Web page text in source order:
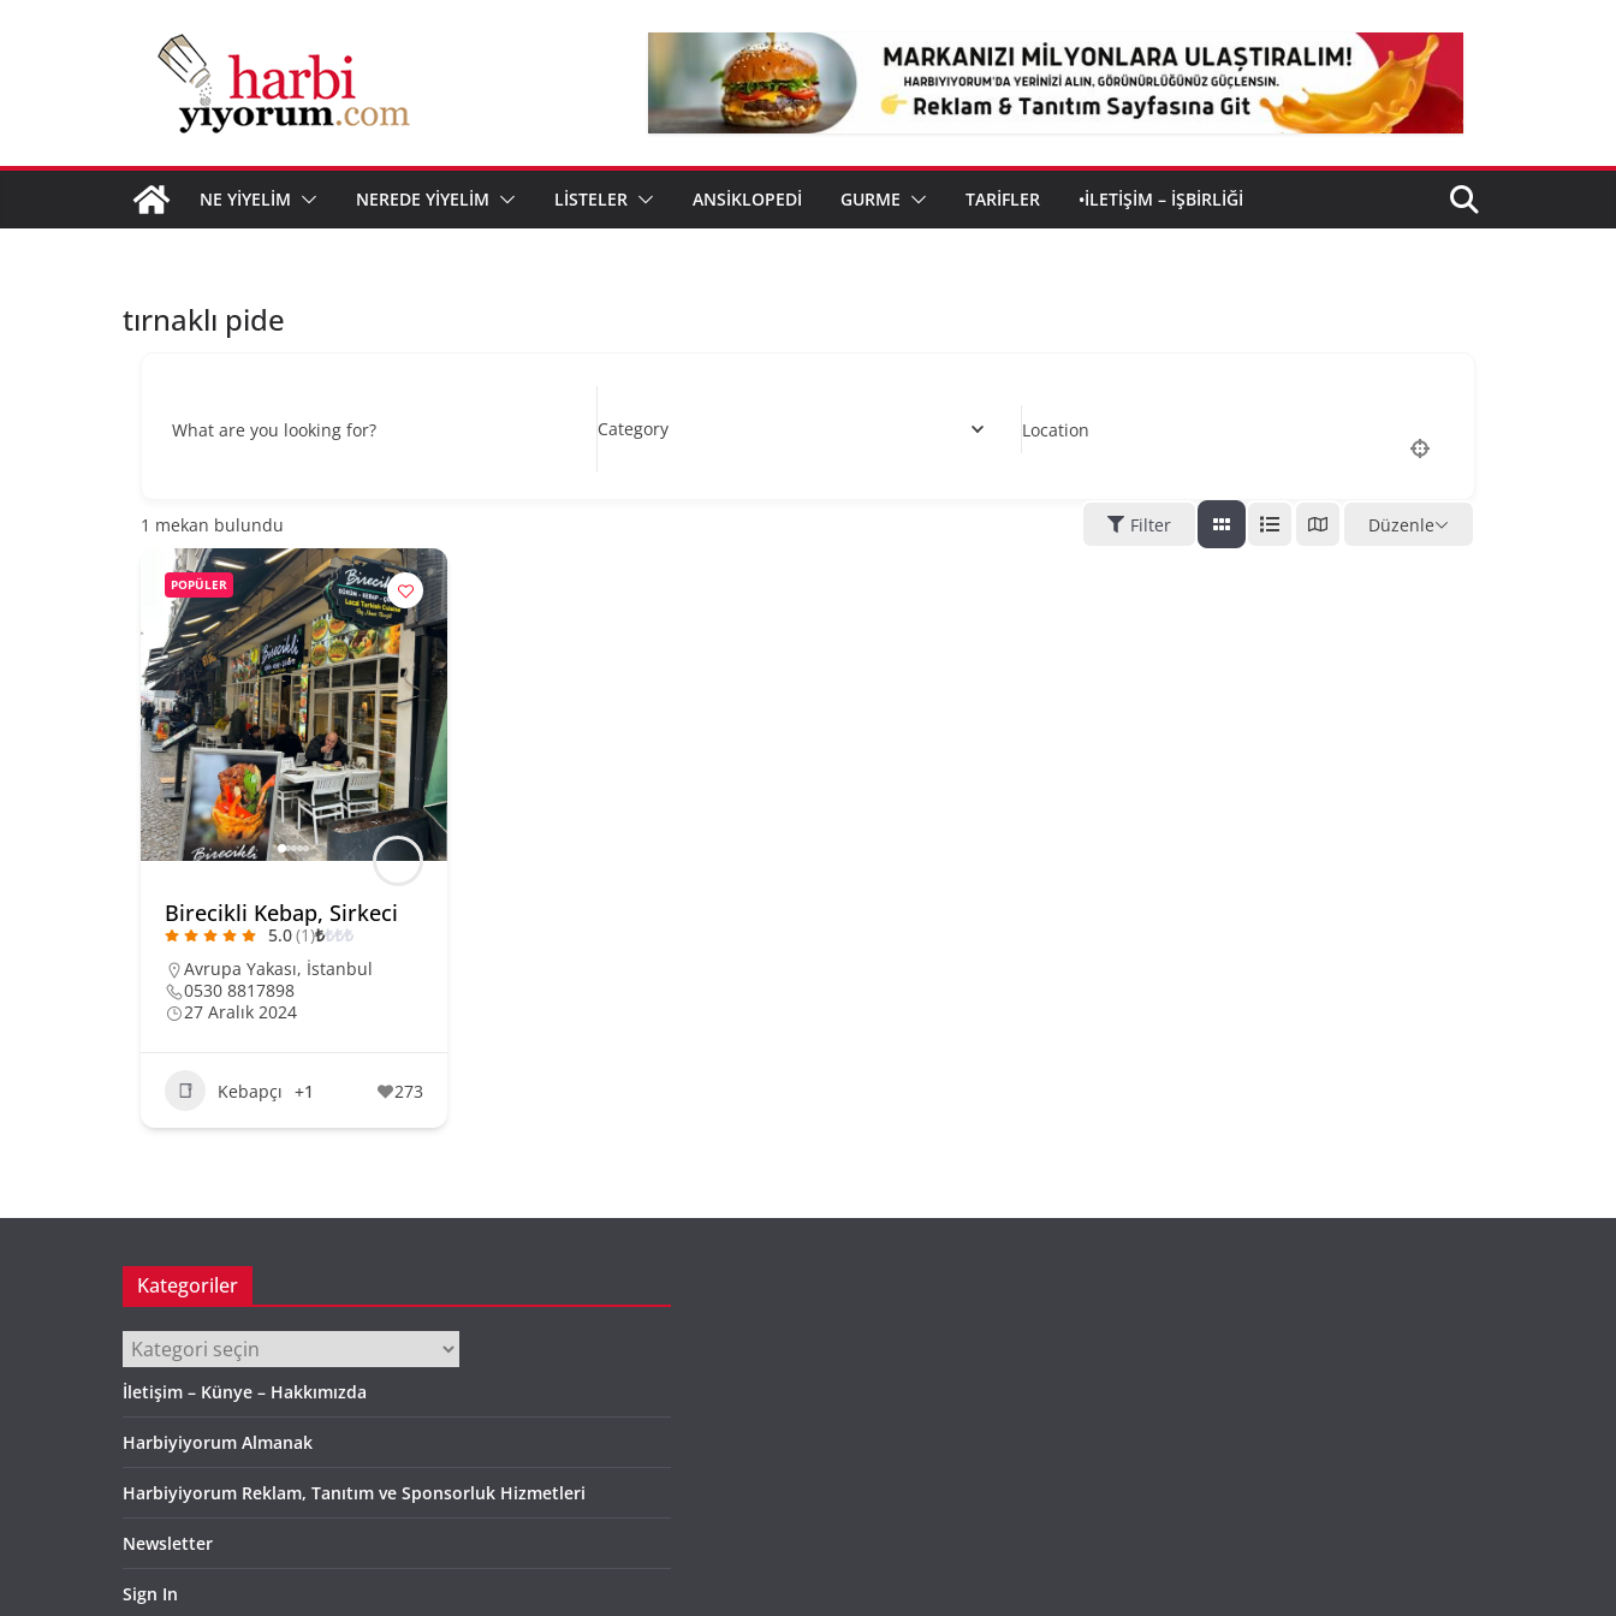
NE YİYELİM NEREDE YİYELİM LİSTELER ANSİKLOPEDİ GURME TARİFLER •İLETIŞIM – İŞBIRLIĞI
tırnaklı pide
What are you looking for? Category Location
1 mekan bulundu Filter Düzenle
POPÜLER
Birecikli Kebap, Sirkeci
5.0(1)₺₺₺₺
Avrupa Yakası, İstanbul
0530 8817898
27 Aralık 2024
Kebapçı +1 273
Kategoriler
Kategoriler
İletişim – Künye – Hakkımızda
Harbiyiyorum Almanak
Harbiyiyorum Reklam, Tanıtım ve Sponsorluk Hizmetleri
Newsletter
Sign In